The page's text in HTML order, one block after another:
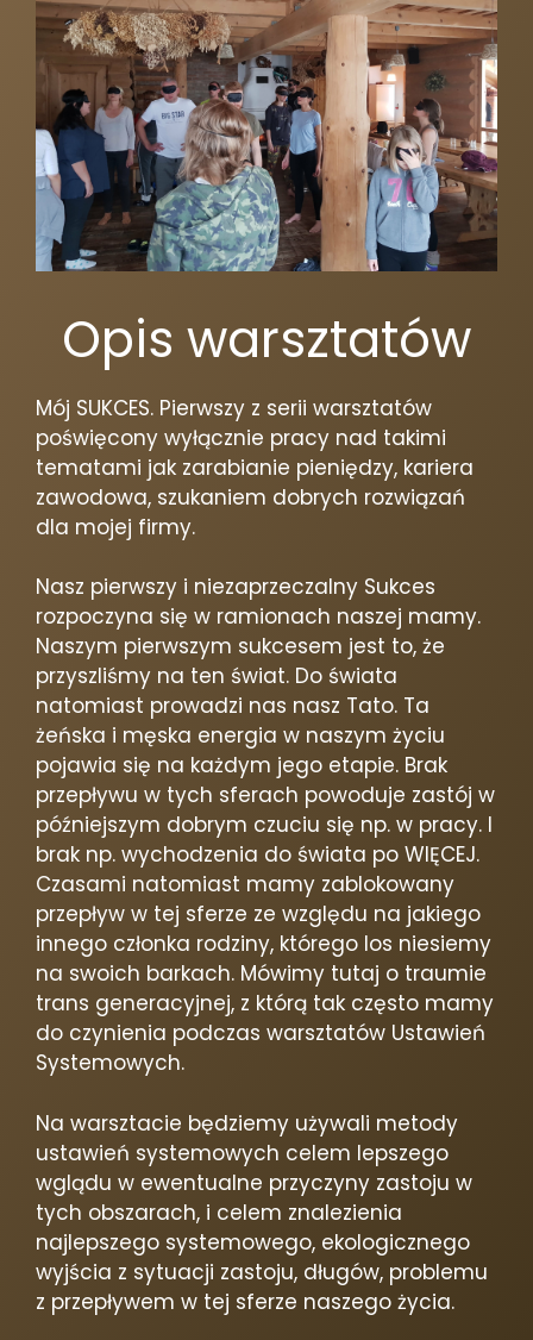
Opis warsztatów
Mój SUKCES. Pierwszy z serii warsztatów
poświęcony wyłącznie pracy nad takimi
tematami jak zarabianie pieniędzy, kariera
zawodowa, szukaniem dobrych rozwiązań
dla mojej firmy.
Nasz pierwszy i niezaprzeczalny Sukces
rozpoczyna się w ramionach naszej mamy.
Naszym pierwszym sukcesem jest to, że
przyszliśmy na ten świat. Do świata
natomiast prowadzi nas nasz Tato. Ta
żeńska i męska energia w naszym życiu
pojawia się na każdym jego etapie. Brak
przepływu w tych sferach powoduje zastój w
późniejszym dobrym czuciu się np. w pracy. I
brak np. wychodzenia do świata po WIĘCEJ.
Czasami natomiast mamy zablokowany
przepływ w tej sferze ze względu na jakiego
innego członka rodziny, którego los niesiemy
na swoich barkach. Mówimy tutaj o traumie
trans generacyjnej, z którą tak często mamy
do czynienia podczas warsztatów Ustawień
Systemowych.
Na warsztacie będziemy używali metody
ustawień systemowych celem lepszego
wglądu w ewentualne przyczyny zastoju w
tych obszarach, i celem znalezienia
najlepszego systemowego, ekologicznego
wyjścia z sytuacji zastoju, długów, problemu
z przepływem w tej sferze naszego życia.